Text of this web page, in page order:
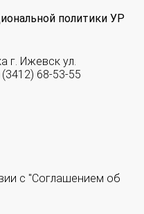
политики УР
г. Ижевск ул.
68-53-55
с "Соглашением об